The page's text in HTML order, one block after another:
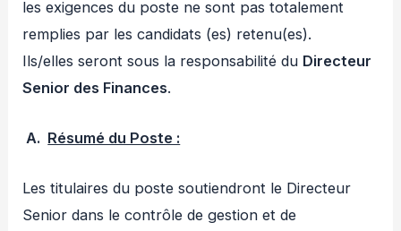
les exigences du poste ne sont pas totalement
remplies par les candidats (es) retenu(es).
Ils/elles seront sous la responsabilité du Directeur
Senior des Finances.
A. Résumé du Poste :
Les titulaires du poste soutiendront le Directeur
Senior dans le contrôle de gestion et de